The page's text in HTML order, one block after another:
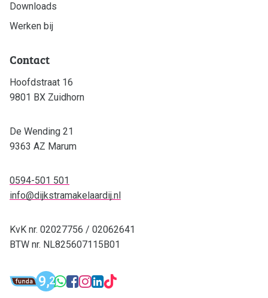
Downloads
Werken bij
Contact
Hoofdstraat 16
9801 BX Zuidhorn
De Wending 21
9363 AZ Marum
0594-501 501
info@dijkstramakelaardij.nl
KvK nr. 02027756 / 02062641
BTW nr. NL825607115B01
Funda: Dijkstra Makelaardij & Financieel
Dijkstra Makelaardij & Financieel
9,2 WhatsApp: 0594-501 501
Facebook: Dijkstra
Instagram:
LinkedIn:
TikTok: Dijkstra